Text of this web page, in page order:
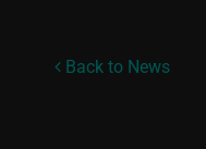
Back to News